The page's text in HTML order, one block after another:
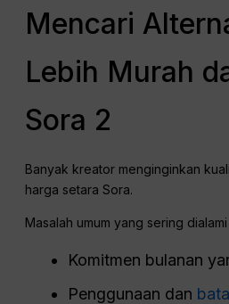
Mencari
Lebih Murah
Sora 2
Banyak kreator menginginkan
harga setara Sora.
Masalah umum yang sering
Komitmen bulanan
Penggunaan dan